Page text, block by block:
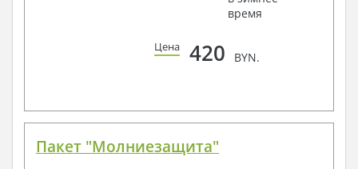
время
Цена 420 BYN.
Пакет "Молниезащита"